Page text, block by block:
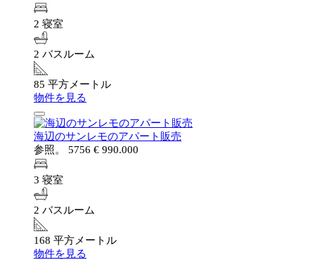
2 寝室
2 バスルーム
85 平方メートル
物件を見る
海辺のサンレモのアパート販売
参照。 5756 € 990.000
3 寝室
2 バスルーム
168 平方メートル
物件を見る